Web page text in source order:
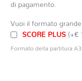
di pagamento.
Vuoi il formato
SCORE PLUS(+€
Formato della partitura